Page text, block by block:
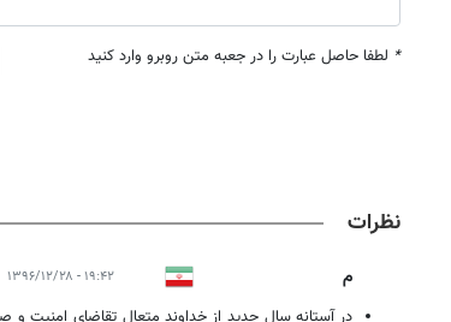
* لطفا حاصل عبارت را در جعبه متن روبرو وارد کنید
نظرات
م ۱۹:۴۲ - ۱۳۹۶/۱۲/۲۸